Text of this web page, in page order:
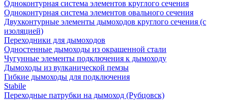
Одноконтурная система элементов круглого сечения
Одноконтурная система элементов овального сечения
Двухконтурные элементы дымоходов круглого сечения (с
изоляцией)
Переходники для дымоходов
Одностенные дымоходы из окрашенной стали
Чугунные элементы подключения к дымоходу
Дымоходы из вулканической пемзы
Гибкие дымоходы для подключения
Stabile
Переходные патрубки на дымоход (Рубцовск)